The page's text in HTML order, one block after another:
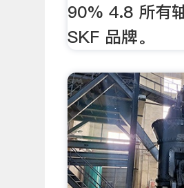
90% 4.8 所有
SKF 品牌。